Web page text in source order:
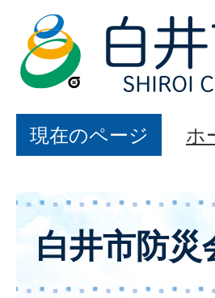
現在のページ ホ
白井市防災